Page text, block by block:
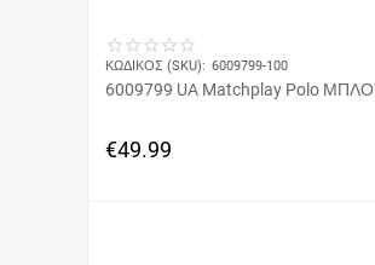
ΚΩΔΙΚΟΣ (SKU): 6009799-100
6009799 UA Matchplay Polo
€49.99